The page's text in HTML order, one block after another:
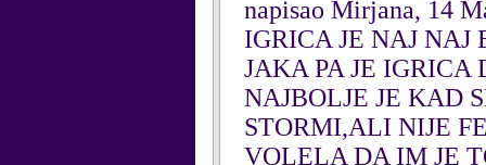
napisao Mirjana, 14
IGRICA JE NAJ NAJ
JAKA PA JE
NAJBOLJE JE KAD
STORMI,ALI NIJE
VOLELA DA IM JE